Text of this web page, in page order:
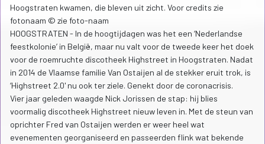
Hoogstraten kwamen, die bleven uit zicht. Voor credits zie
fotonaam © zie foto-naam
HOOGSTRATEN - In de hoogtijdagen was het een ‘Nederlandse
feestkolonie’ in België, maar nu valt voor de tweede keer het doek
voor de roemruchte discotheek Highstreet in Hoogstraten. Nadat
in 2014 de Vlaamse familie Van Ostaijen al de stekker eruit trok, is
‘Highstreet 2.0' nu ook ter ziele. Genekt door de coronacrisis.
Vier jaar geleden waagde Nick Jorissen de stap: hij blies
voormalig discotheek Highstreet nieuw leven in. Met de steun van
oprichter Fred van Ostaijen werden er weer heel wat
evenementen georganiseerd en passeerden flink wat bekende